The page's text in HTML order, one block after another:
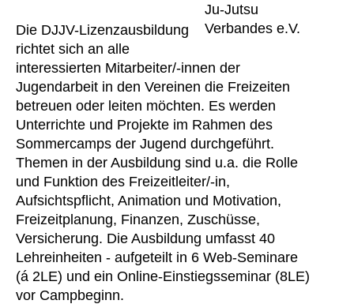
Die DJJV-Lizenzausbildung
richtet sich an alle
interessierten Mitarbeiter/-innen der
Jugendarbeit in den Vereinen die Freizeiten
betreuen oder leiten möchten. Es werden
Unterrichte und Projekte im Rahmen des
Sommercamps der Jugend durchgeführt.
Themen in der Ausbildung sind u.a. die Rolle
und Funktion des Freizeitleiter/-in,
Aufsichtspflicht, Animation und Motivation,
Freizeitplanung, Finanzen, Zuschüsse,
Versicherung. Die Ausbildung umfasst 40
Lehreinheiten - aufgeteilt in 6 Web-Seminare
(á 2LE) und ein Online-Einstiegsseminar (8LE)
vor Campbeginn.